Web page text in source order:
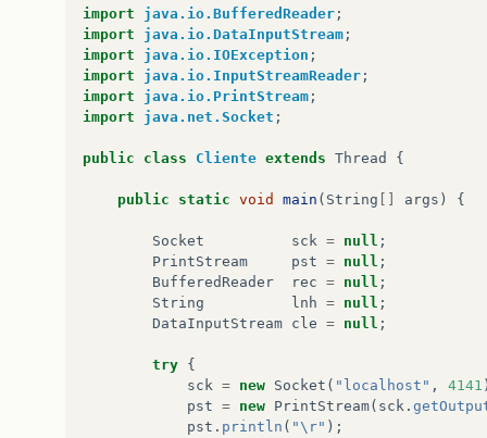
import java.io.BufferedReader ;
import
java.io.DataInputStream ;
import
java.io.IOException ;
import
java.io.InputStreamReader ;
import
java.io.PrintStream ;
import
java.net.Socket ;
public class Cliente extends Thread {
public static void main ( String args ) {
Socket sck = null ;
PrintStream
pst = null ;
BufferedReader
rec = null ;
String
lnh = null ;
DataInputStream cle = null ;
try {
sck = new Socket ( "localhost" , 4141
pst = new PrintStream( sck .
pst . println ( "\r" );